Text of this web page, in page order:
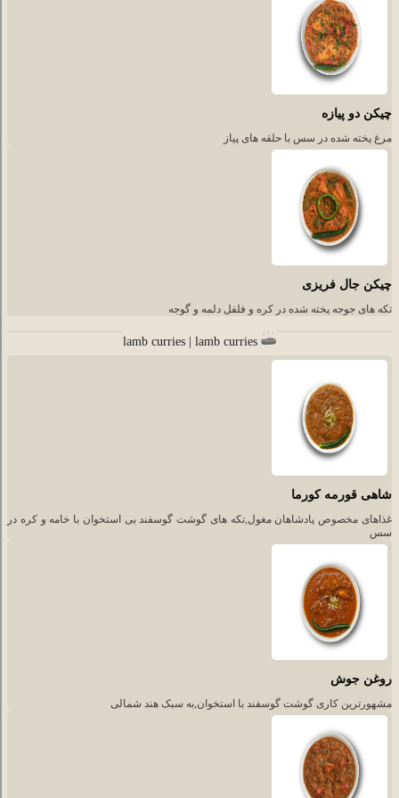
چیکن دو پیازه
مرغ پخته شده در سس با حلقه های پیاز
چیکن جال فریزی
تکه های جوجه پخته شده در کره و فلفل دلمه و گوجه
lamb curries | lamb curries
شاهی قورمه کورما
غذاهای مخصوص پادشاهان مغول,تکه های گوشت گوسفند بی استخوان با خامه و کره در
سس
روغن جوش
مشهورترین کاری گوشت گوسفند با استخوان,به سبک هند شمالی